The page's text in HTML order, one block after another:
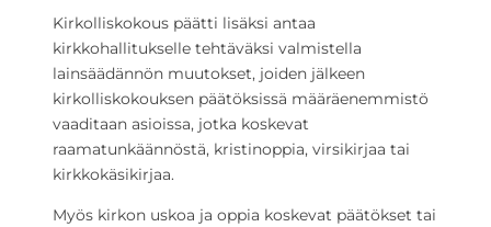
Kirkolliskokous päätti lisäksi antaa
kirkkohallitukselle tehtäväksi valmistella
lainsäädännön muutokset, joiden jälkeen
kirkolliskokouksen päätöksissä määräenemmistö
vaaditaan asioissa, jotka koskevat
raamatunkäännöstä, kristinoppia, virsikirjaa tai
kirkkokäsikirjaa.
Myös kirkon uskoa ja oppia koskevat päätökset tai